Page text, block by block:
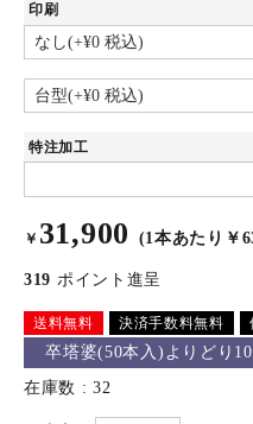
印刷
特注加工
￥ 31,900 (1本あたり￥
319 ポイント進呈
送料無料 決済手数料無料
卒塔婆(50本入)よりどり
在庫数
32